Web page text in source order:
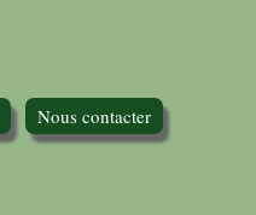
Nous contacter